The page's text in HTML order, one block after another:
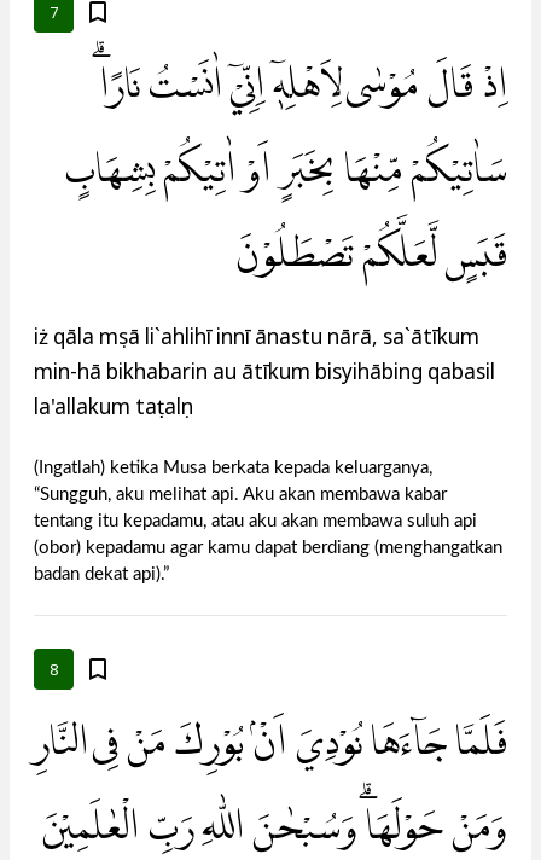
7
اِذْ قَالَ مُوْسٰى لِاَهْلِهٖٓ اِنِّيْٓ اٰنَسْتُ نَارًاۗ
سَاٰتِيْكُمْ مِّنْهَا بِخَبَرٍ اَوْ اٰتِيْكُمْ بِشِهَابٍ
قَبَسٍ لَّعَلَّكُمْ تَصْطَلُوْنَ
iż qāla mụsā li`ahlihī innī ānastu nārā, sa`ātīkum
min-hā bikhabarin au ātīkum bisyihābing qabasil
la'allakum taṣṭalụn
(Ingatlah) ketika Musa berkata kepada keluarganya,
“Sungguh, aku melihat api. Aku akan membawa kabar
tentang itu kepadamu, atau aku akan membawa suluh api
(obor) kepadamu agar kamu dapat berdiang (menghangatkan
badan dekat api).”
8
فَلَمَّا جَاۤءَهَا نُوْدِيَ اَنْۢ بُوْرِكَ مَنْ فِى النَّارِ
وَمَنْ حَوْلَهَاۗ وَسُبْحٰنَ اللّٰهِ رَبِّ الْعٰلَمِيْنَ